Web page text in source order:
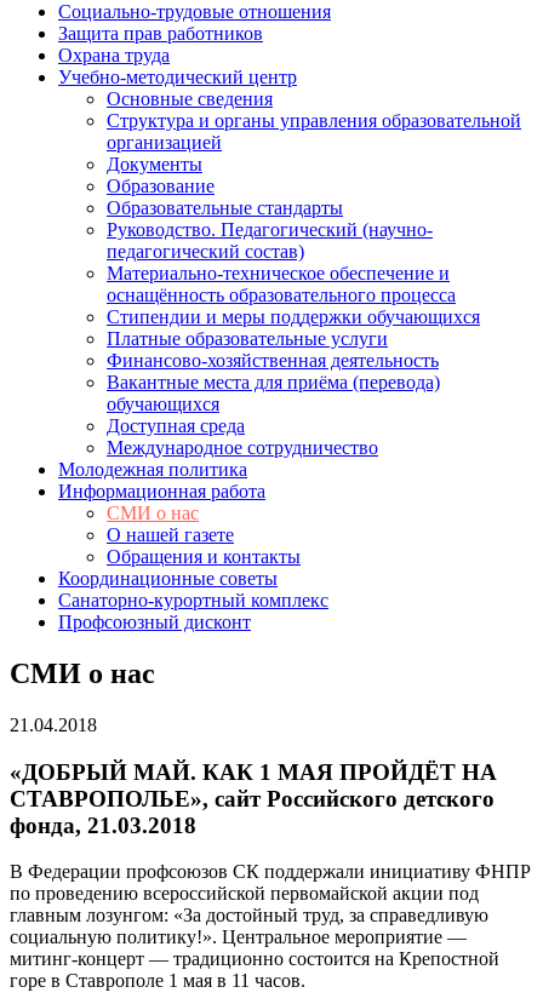
Социально-трудовые отношения
Защита прав работников
Охрана труда
Учебно-методический центр
Основные сведения
Структура и органы управления образовательной
организацией
Документы
Образование
Образовательные стандарты
Руководство. Педагогический (научно-
педагогический состав)
Материально-техническое обеспечение и
оснащённость образовательного процесса
Стипендии и меры поддержки обучающихся
Платные образовательные услуги
Финансово-хозяйственная деятельность
Вакантные места для приёма (перевода)
обучающихся
Доступная среда
Международное сотрудничество
Молодежная политика
Информационная работа
СМИ о нас
О нашей газете
Обращения и контакты
Координационные советы
Санаторно-курортный комплекс
Профсоюзный дисконт
СМИ о нас
21.04.2018
«ДОБРЫЙ МАЙ. КАК 1 МАЯ ПРОЙДЁТ НА
СТАВРОПОЛЬЕ», сайт Российского детского
фонда, 21.03.2018
В Федерации профсоюзов СК поддержали инициативу ФНПР
по проведению всероссийской первомайской акции под
главным лозунгом: «За достойный труд, за справедливую
социальную политику!». Центральное мероприятие —
митинг-концерт — традиционно состоится на Крепостной
горе в Ставрополе 1 мая в 11 часов.